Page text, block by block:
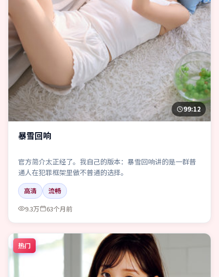
99:12
暴雪回响
官方简介太正经了。我自己的版本：暴雪回响讲的是一群普
通人在犯罪框架里做不普通的选择。
高清
流畅
9.3万
63个月前
热门